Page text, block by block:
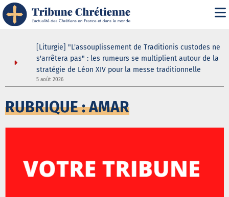
[Liturgie] "L'assouplissement de Traditionis custodes ne
s'arrêtera pas" : les rumeurs se multiplient autour de la
stratégie de Léon XIV pour la messe traditionnelle
5 août 2026
RUBRIQUE : AMAR